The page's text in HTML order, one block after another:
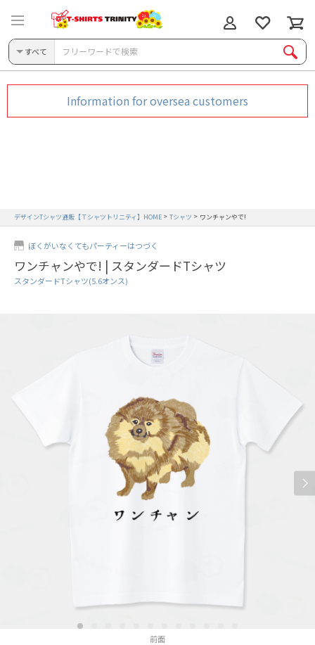
Information for oversea customers
すべて
デザインTシャツ通販【Ｔシャツトリニティ】HOME Tシャツ ワンチャンやで!
ぼくがいなくてもパーティーはつづく
ワンチャンやで! | スタンダードTシャツ
スタンダードTシャツ(5.6オンス)
前面